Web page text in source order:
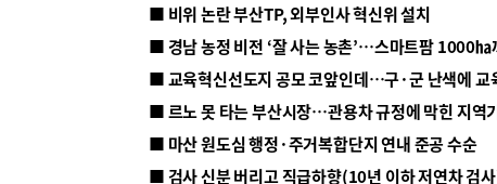
■ 비위 논란 부산TP, 외부인사 혁신위 설치
■ 르노 못 타는 부산시장…관용차 규정에 막힌 지역
■ 마산 원도심 행정·주거복합단지 연내 준공 수순